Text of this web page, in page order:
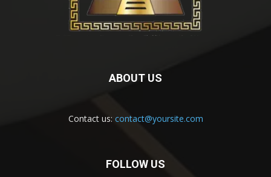
ABOUT US
Contact us: contact@yoursite.com
FOLLOW US